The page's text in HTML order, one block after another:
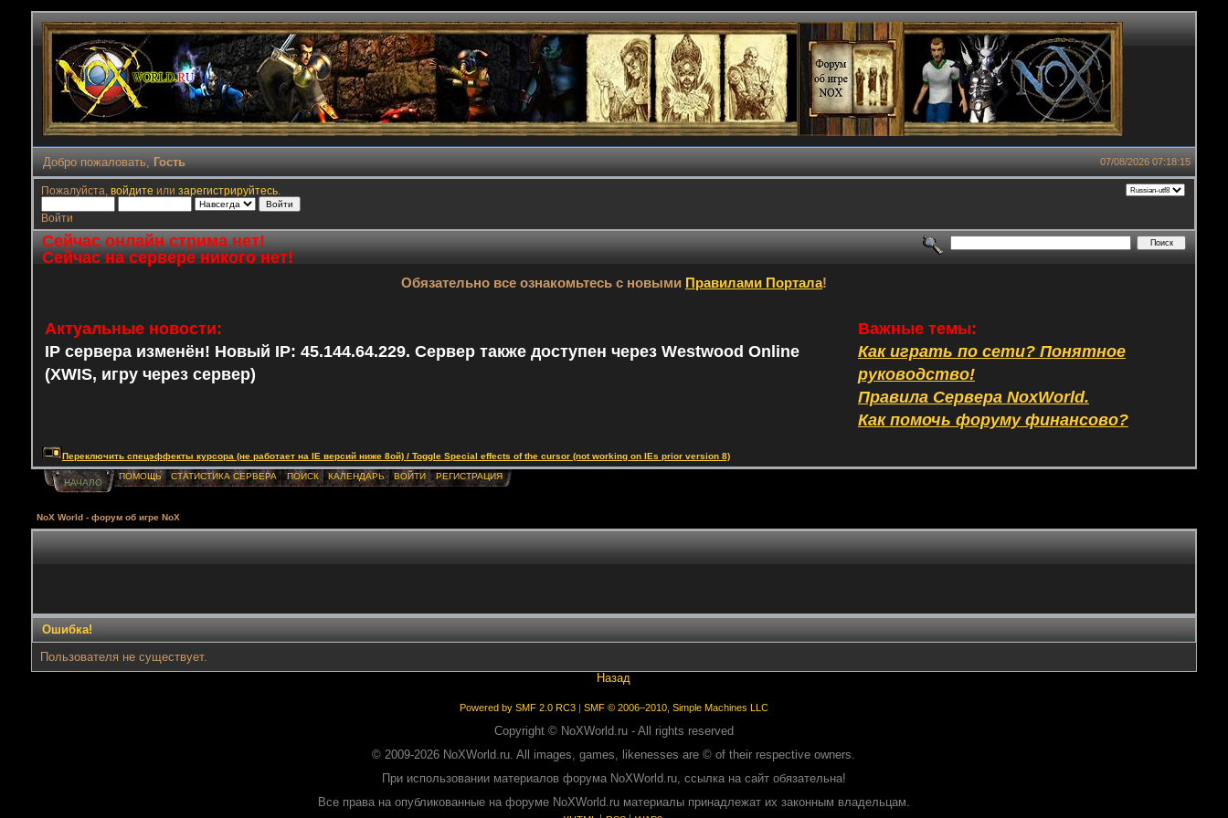
07/08/2026 07:18:15
Добро пожаловать, Гость
Пожалуйста, войдите или зарегистрируйтесь.
Войти
Сейчас онлайн стрима нет!
Сейчас на сервере никого нет!
Обязательно все ознакомьтесь с новыми Правилами Портала!
Актуальные новости:
IP сервера изменён! Новый IP: 45.144.64.229. Сервер также доступен через Westwood Online
(XWIS, игру через сервер)
Важные темы:
Как играть по сети? Понятное
руководство!
Правила Сервера NoxWorld.
Как помочь форуму финансово?
Переключить спецэффекты курсора (не работает на IE версий ниже 8ой) / Toggle Special effects of the cursor (not working on IEs prior version 8)
НАЧАЛО
ПОМОЩЬ СТАТИСТИКА СЕРВЕРА ПОИСК КАЛЕНДАРЬ ВОЙТИ РЕГИСТРАЦИЯ
NoX World - форум об игре NoX
Ошибка!
Пользователя не существует.
Назад
Powered by SMF 2.0 RC3| SMF © 2006–2010, Simple Machines LLC
Copyright © NoXWorld.ru - All rights reserved
© 2009-2026 NoXWorld.ru. All images, games, likenesses are © of their respective owners.
При использовании материалов форума NoXWorld.ru, ссылка на сайт обязательна!
Все права на опубликованные на форуме NoXWorld.ru материалы принадлежат их законным владельцам.